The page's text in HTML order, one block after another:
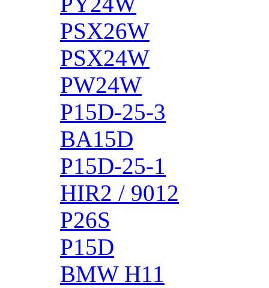
PSX26W
PSX24W
PW24W
P15D-25-3
BA15D
P15D-25-1
HIR2 / 9012
P26S
P15D
BMW H11